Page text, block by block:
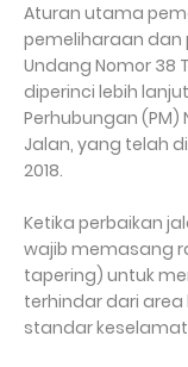
Aturan utama
pemeliharaan dan
Undang Nomor 38
diperinci lebih
Perhubungan (PM)
Jalan, yang telah
2018.
Ketika perbaikan
wajib memasang
tapering) untuk
terhindar dari area
standar